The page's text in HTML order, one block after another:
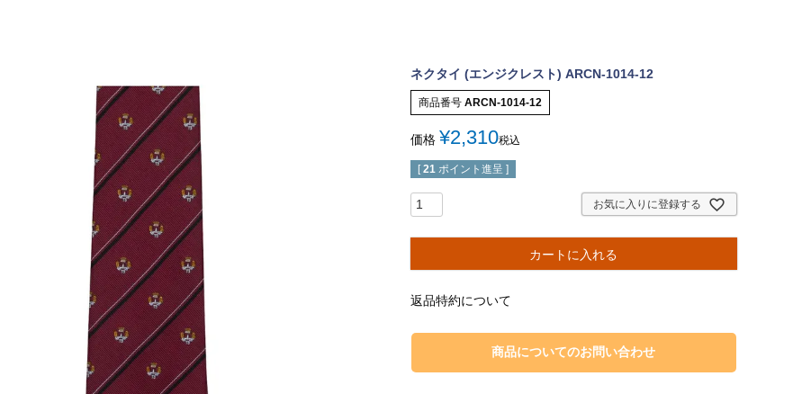
ネクタイ (エンジクレスト) ARCN-1014-12
商品番号 ARCN-1014-12
価格 ¥2,310税込
[ 21 ポイント進呈 ]
お気に入りに登録する
カートに入れる
返品特約について
商品についてのお問い合わせ